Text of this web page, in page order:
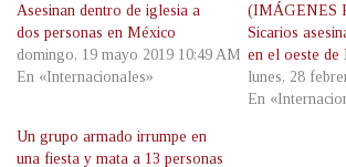
Asesinan dentro de iglesia a
dos personas en México
domingo, 19 mayo 2019 10:49 AM
En «Internacionales»
(IMÁGENES
Sicarios
en el oeste de
lunes, 28
En
Un grupo armado irrumpe en
una fiesta y mata a 13 personas